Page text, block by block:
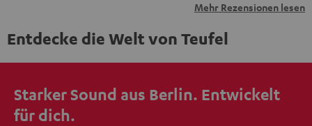
Mehr Rezensionen lesen
Entdecke die Welt von Teufel
Starker Sound aus Berlin. Entwickelt
für dich.